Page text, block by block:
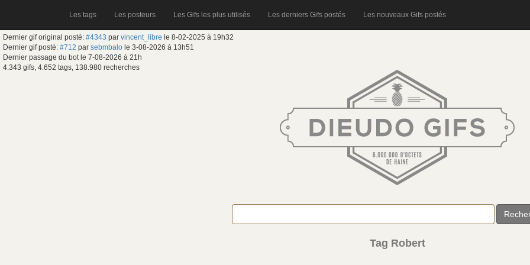
Les tags Les posteurs Les Gifs les plus utilisés Les derniers Gifs postés Les nouveaux Gifs postés
Dernier gif original posté: #4343 par vincent_libre le 8-02-2025 à 19h32
Dernier gif posté: #712 par sebmbalo le 3-08-2026 à 13h51
Dernier passage du bot le 7-08-2026 à 21h
4.343 gifs, 4.652 tags, 138.980 recherches
Tag Robert